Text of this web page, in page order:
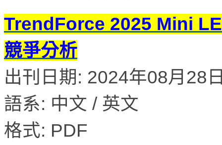
TrendForce 2025 Mini
競爭分析
出刊日期: 2024年08月28
語系: 中文 / 英文
格式: PDF